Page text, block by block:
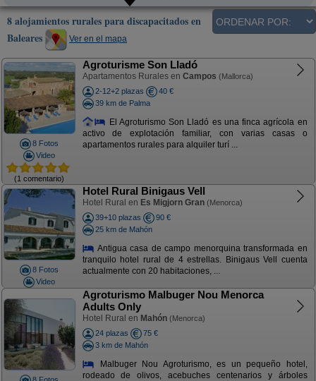
8 alojamientos rurales para discapacitados en
Baleares
Ver en el mapa
8 Fotos
Video
(1 comentario)
Agroturisme Son Lladó
Apartamentos Rurales en Campos (Mallorca)
2-12+2 plazas
40 €
39 km de Palma
El Agroturismo Son Lladó es una finca agrícola en
activo de explotación familiar, con varias casas o
apartamentos rurales para alquiler turí ...
8 Fotos
Video
Hotel Rural Binigaus Vell
Hotel Rural en Es Migjorn Gran (Menorca)
39+10 plazas
90 €
25 km de Mahón
Antigua casa de campo menorquina transformada en
tranquilo hotel rural de 4 estrellas. Binigaus Vell cuenta
actualmente con 20 habitaciones, ...
Agroturismo Malbuger Nou Menorca
Adults Only
Hotel Rural en Mahón (Menorca)
24 plazas
75 €
3 km de Mahón
Malbuger Nou Agroturismo, es un pequeño hotel,
rodeado de olivos, acebuches centenarios y árboles